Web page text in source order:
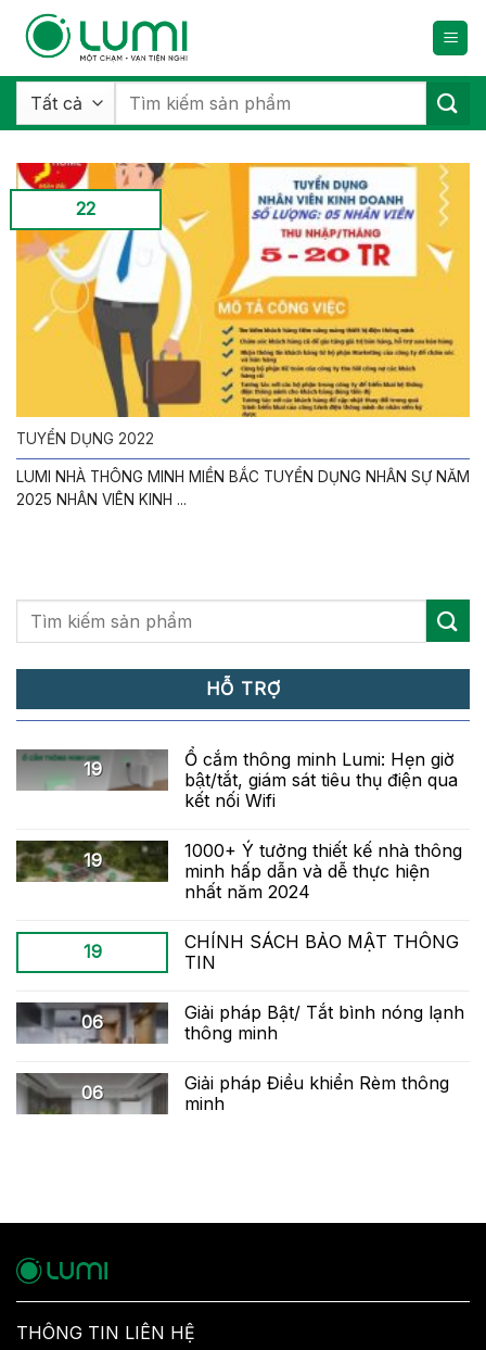
qua
dung
Tìm
TUYỂN DỤNG 2022
LUMI NHÀ THÔNG MINH MIỀN BẮC TUYỂN DỤNG NHÂN SỰ NĂM
2025 NHÂN VIÊN KINH ...
22
HỖ TRỢ
19
Ổ cắm thông minh Lumi: Hẹn giờ
bật/tắt, giám sát tiêu thụ điện qua
kết nối Wifi
19
1000+ Ý tưởng thiết kế nhà thông
minh hấp dẫn và dễ thực hiện
nhất năm 2024
19
CHÍNH SÁCH BẢO MẬT THÔNG
TIN
06
Giải pháp Bật/ Tắt bình nóng lạnh
thông minh
06
Giải pháp Điều khiển Rèm thông
minh
THÔNG TIN LIÊN HỆ